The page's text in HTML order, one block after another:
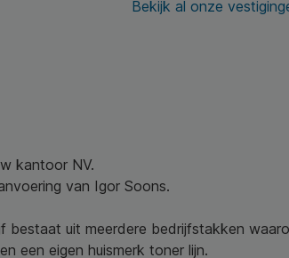
Bekijk al onze
kantoor NV.
van Igor Soons.
bestaat uit meerdere bedrijfstakken
een eigen huismerk toner lijn.